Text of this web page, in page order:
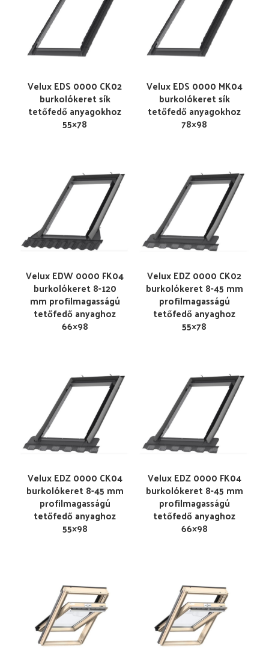
Velux EDS 0000 CK02
burkolókeret sík
tetőfedő anyagokhoz
55×78
Velux EDS 0000 MK04
burkolókeret sík
tetőfedő anyagokhoz
78×98
Velux EDW 0000 FK04
burkolókeret 8-120
mm profilmagasságú
tetőfedő anyaghoz
66×98
Velux EDZ 0000 CK02
burkolókeret 8-45 mm
profilmagasságú
tetőfedő anyaghoz
55×78
Velux EDZ 0000 CK04
burkolókeret 8-45 mm
profilmagasságú
tetőfedő anyaghoz
55×98
Velux EDZ 0000 FK04
burkolókeret 8-45 mm
profilmagasságú
tetőfedő anyaghoz
66×98